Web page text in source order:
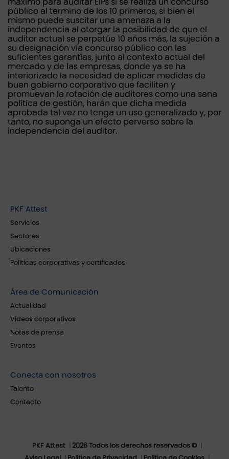
público al termino de los 10 primeros, si bien el
mismo puede suscitar una amenaza a la
independencia al otorgar la posibilidad de que el
auditor actual se perpetúe 10 años más, la sujeción a
su designación vía concurso público con las
suficientes garantías, junto al contexto actual del
mercado y de las empresas, donde ya se ha
interiorizado la necesidad de aplicar medidas de
buen gobierno corporativo que faciliten y
promuevan la rotación de auditores como una sana
política de gestión, harán que dicha medida
aprobada tal vez no tenga un uso generalizado y, por
tanto, no suponga un efecto perverso sobre la
independencia del auditor.
PKF Attest
Servicios
Sectores
Ubicaciones
Políticas corporativas y certificados
Área de Comunicación
Actualidad
Vídeos corporativos
Notas de prensa
Eventos
Conecta con nosotros
Talento
Contacto
PKF Attest
2026 Todos los derechos reservados ©